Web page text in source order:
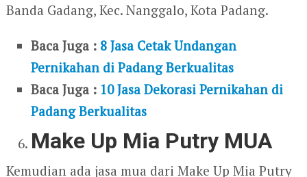
Banda Gadang, Kec. Nanggalo, Kota Padang.
Baca Juga : 8 Jasa Cetak Undangan
Pernikahan di Padang Berkualitas
Baca Juga : 10 Jasa Dekorasi Pernikahan di
Padang Berkualitas
Make Up Mia Putry MUA
Kemudian ada jasa mua dari Make Up Mia Putry